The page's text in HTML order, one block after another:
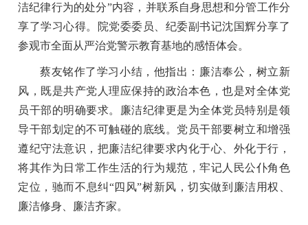
洁纪律行为的处分”内容，并联系自身思想和分管工作分
享了学习心得。院党委委员、纪委副书记沈国辉分享了
参观市全面从严治党警示教育基地的感悟体会。
蔡友铭作了学习小结，他指出：廉洁奉公，树立新
风，既是共产党人理应保持的政治本色，也是对全体党
员干部的明确要求。廉洁纪律更是为全体党员特别是领
导干部划定的不可触碰的底线。党员干部要树立和增强
遵纪守法意识，把廉洁纪律要求内化于心、外化于行，
将其作为日常工作生活的行为规范，牢记人民公仆角色
定位，驰而不息纠“四风”树新风，切实做到廉洁用权、
廉洁修身、廉洁齐家。